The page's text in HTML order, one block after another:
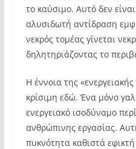
το καύσιμο. Αυτό δεν
αλυσιδωτή αντίδραση
νεκρός τομέας γίνεται
δηλητηριάζοντας το
Η έννοια της
κρίσιμη εδώ. Ένα μόνο
ενεργειακό ισοδύναμο
ανθρώπινης εργασίας.
πυκνότητα καθιστά